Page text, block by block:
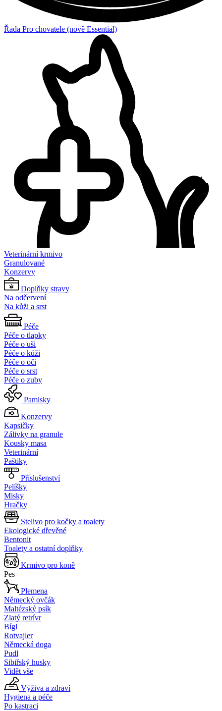
Řada Pro chovatele (nově Essential)
Veterinární krmivo
Granulované
Konzervy
Doplňky stravy
Na odčervení
Na kůži a srst
Péče
Péče o tlapky
Péče o uši
Péče o kůži
Péče o oči
Péče o srst
Péče o zuby
Pamlsky
Konzervy
Kapsičky
Zálivky na granule
Kousky masa
Veterinární
Paštiky
Příslušenství
Pelíšky
Misky
Hračky
Stelivo pro kočky a toalety
Ekologické dřevěné
Bentonit
Toalety a ostatní doplňky
Krmivo pro koně
Pes
Plemena
Německý ovčák
Maltézský psík
Zlatý retrívr
Bígl
Rotvajler
Německá doga
Pudl
Sibiřský husky
Vidět vše
Výživa a zdraví
Hygiena a péče
Po kastraci